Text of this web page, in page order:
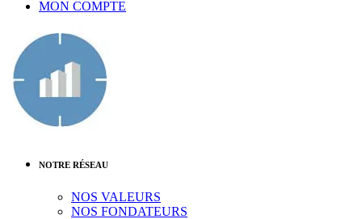
MON COMPTE
NOTRE RÉSEAU
NOS VALEURS
NOS FONDATEURS